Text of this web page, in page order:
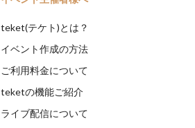
teket(テケト)とは？
イベント作成の方法
ご利用料金について
teketの機能ご紹介
ライブ配信について